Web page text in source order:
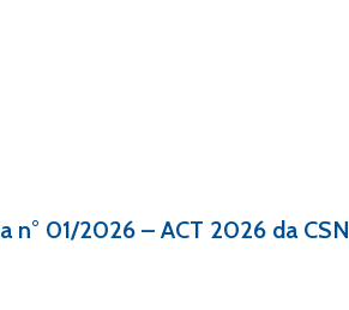
n° 01/2026 – ACT 2026 da CSN